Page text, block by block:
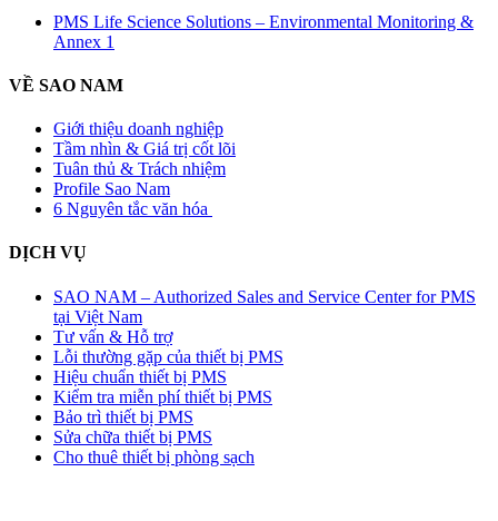
PMS Life Science Solutions – Environmental Monitoring &
Annex 1
VỀ SAO NAM
Giới thiệu doanh nghiệp
Tầm nhìn & Giá trị cốt lõi
Tuân thủ & Trách nhiệm
Profile Sao Nam
6 Nguyên tắc văn hóa
DỊCH VỤ
SAO NAM – Authorized Sales and Service Center for PMS
tại Việt Nam
Tư vấn & Hỗ trợ
Lỗi thường gặp của thiết bị PMS
Hiệu chuẩn thiết bị PMS
Kiểm tra miễn phí thiết bị PMS
Bảo trì thiết bị PMS
Sửa chữa thiết bị PMS
Cho thuê thiết bị phòng sạch